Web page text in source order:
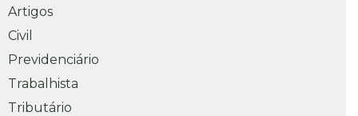
Artigos
Civil
Previdenciário
Trabalhista
Tributário